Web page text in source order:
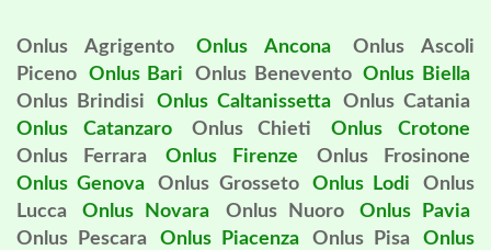
Onlus Agrigento Onlus Ancona
Onlus Ascoli
Piceno
Onlus Bari Onlus Benevento Onlus Biella
Onlus Brindisi
Onlus Caltanissetta
Onlus Catania
Onlus Catanzaro
Onlus Chieti
Onlus Crotone
Onlus Ferrara
Onlus Firenze
Onlus Frosinone
Onlus Genova
Onlus Grosseto Onlus Lodi
Onlus
Lucca
Onlus Novara Onlus Nuoro
Onlus Pavia
Onlus Pescara
Onlus Piacenza Onlus Pisa
Onlus